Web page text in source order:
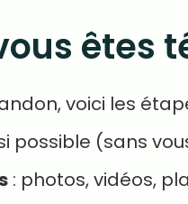
êtes
voici les
possible (sans
: photos, vidéos,